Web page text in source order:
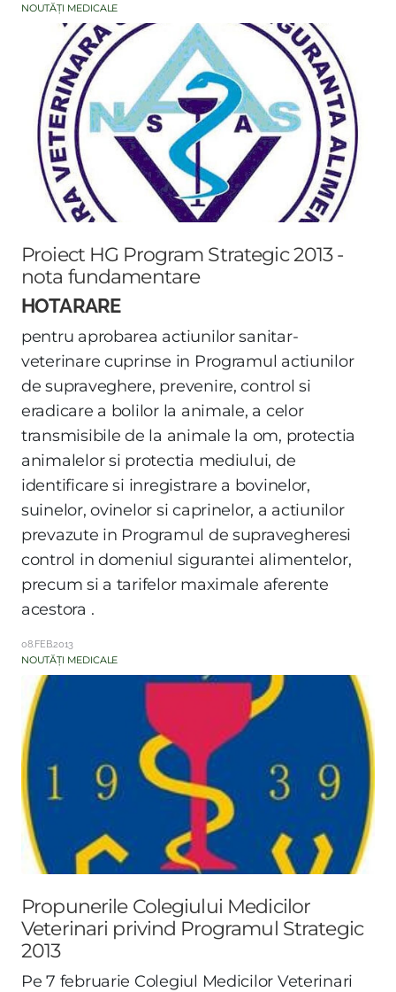
NOUTĂȚI MEDICALE
Proiect HG Program Strategic 2013 -
nota fundamentare
HOTARARE
pentru aprobarea actiunilor sanitar-
veterinare cuprinse in Programul actiunilor
de supraveghere, prevenire, control si
eradicare a bolilor la animale, a celor
transmisibile de la animale la om, protectia
animalelor si protectia mediului, de
identificare si inregistrare a bovinelor,
suinelor, ovinelor si caprinelor, a actiunilor
prevazute in Programul de supravegheresi
control in domeniul sigurantei alimentelor,
precum si a tarifelor maximale aferente
acestora .
08.FEB.2013
NOUTĂȚI MEDICALE
Propunerile Colegiului Medicilor
Veterinari privind Programul Strategic
2013
Pe 7 februarie Colegiul Medicilor Veterinari